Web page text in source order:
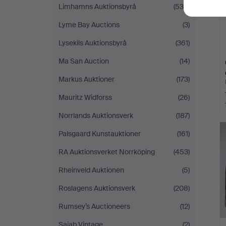
Limhamns Auktionsbyrå
(535)
Lyme Bay Auctions
(3)
Lysekils Auktionsbyrå
(361)
Ma San Auction
(14)
Markus Auktioner
(173)
Mauritz Widforss
(26)
Norrlands Auktionsverk
(187)
Palsgaard Kunstauktioner
(161)
RA Auktionsverket Norrköping
(453)
Rheinveld Auktionen
(5)
Roslagens Auktionsverk
(208)
Rumsey’s Auctioneers
(12)